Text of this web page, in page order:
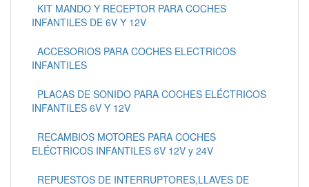
KIT MANDO Y RECEPTOR PARA COCHES
INFANTILES DE 6V Y 12V
ACCESORIOS PARA COCHES ELECTRICOS
INFANTILES
PLACAS DE SONIDO PARA COCHES ELÉCTRICOS
INFANTILES 6V Y 12V
RECAMBIOS MOTORES PARA COCHES
ELÉCTRICOS INFANTILES 6V 12V y 24V
REPUESTOS DE INTERRUPTORES,LLAVES DE